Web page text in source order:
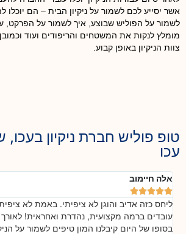
אשר יסייע לכם לשמור על ניקיון הבית – הם יוכלו
לשמור על הפוליש שבוצע, איך לשמור על הפרקט, עם
מומלץ לנקות את המשטחים והריפודים ועוד
צוות הניקיון באופן קבוע.
טופ פוליש חברת ניקיון בעכו,
עכו
אלה חיימוב





ליחס כזה אדיב והוגן לא ציפיתי. באמת לא
עובדים ברמה מקצועית, נהדרת ואחראית! לאורך
בסופו של היום קיבלנו המון טיפים לשמור על